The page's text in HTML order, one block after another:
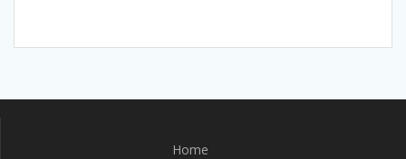
Home